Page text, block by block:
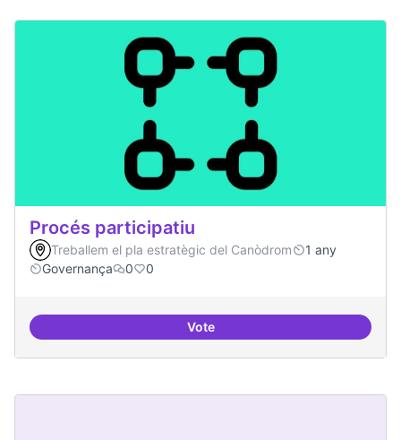
Procés participatiu
Treballem el pla estratègic del Canòdrom
1 any
Governança
0 0
VoteProcés participatiu